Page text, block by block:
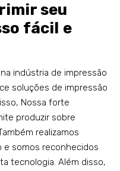
seu
fácil e
indústria de impressão
soluções de impressão
Nossa forte
produzir sobre
realizamos
e somos reconhecidos
tecnologia. Além disso,